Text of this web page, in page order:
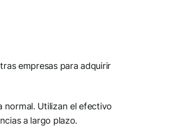
empresas para adquirir
normal. Utilizan el efectivo
a largo plazo.